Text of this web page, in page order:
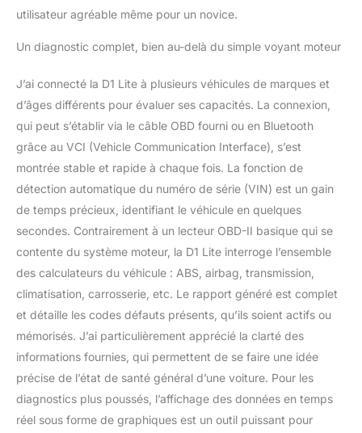
phares ou vitres de
dans un atelier de
beaucoup d'argent. Vous
pouvez utiliser D1 Lite
pour envoyer des
au module ECU et
identifier l'état de
réparation. Tels que
l'ABS, les fenêtres de
valves, les essuie-glaces,
les phares, etc.,
raccourcissent
efficacement le temps de
les coûts de diagnostic.
Diagnostic de tous les
systèmes, vérification
approfondie : ce scanner
OBD2 avancé D1 Lite
peut effectuer un
diagnostic de niveau OE
utilisateur agréable même pour un novice.
Un diagnostic complet, bien au-delà du simple voyant moteur
J’ai connecté la D1 Lite à plusieurs véhicules de marques et
d’âges différents pour évaluer ses capacités. La connexion,
qui peut s’établir via le câble OBD fourni ou en Bluetooth
grâce au VCI (Vehicle Communication Interface), s’est
montrée stable et rapide à chaque fois. La fonction de
détection automatique du numéro de série (VIN) est un gain
de temps précieux, identifiant le véhicule en quelques
secondes. Contrairement à un lecteur OBD-II basique qui se
contente du système moteur, la D1 Lite interroge l’ensemble
des calculateurs du véhicule : ABS, airbag, transmission,
climatisation, carrosserie, etc. Le rapport généré est complet
et détaille les codes défauts présents, qu’ils soient actifs ou
mémorisés. J’ai particulièrement apprécié la clarté des
informations fournies, qui permettent de se faire une idée
précise de l’état de santé général d’une voiture. Pour les
diagnostics plus poussés, l’affichage des données en temps
réel sous forme de graphiques est un outil puissant pour